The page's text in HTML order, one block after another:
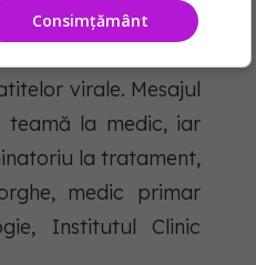
fusese acoperit.
un proces ce
virale. Mesajul
teamă la medic, iar
la tratament,
medic primar
Institutul Clinic
Consimțământ